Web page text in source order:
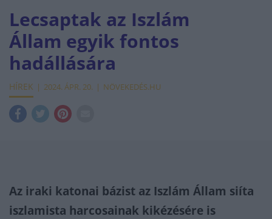
Lecsaptak az Iszlám
Állam egyik fontos
hadállására
HÍREK 2024. ÁPR. 20. NÖVEKEDÉS.HU
Az iraki katonai bázist az Iszlám Állam siíta
iszlamista harcosainak kikézésére is